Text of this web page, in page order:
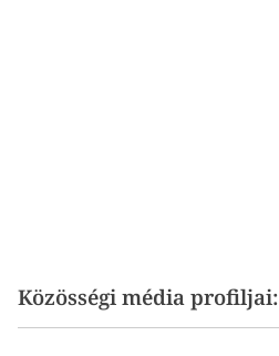
Közösségi média profiljai: